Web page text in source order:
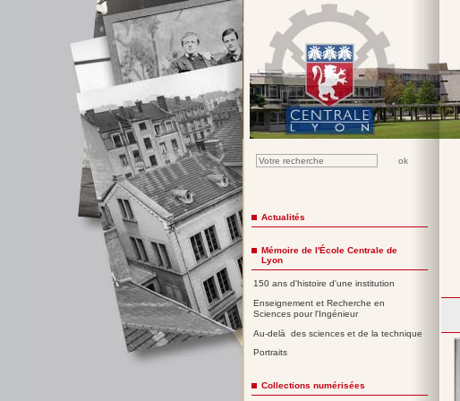
Actualités
Mémoire de l'École Centrale de
Lyon
150 ans d'histoire d'une institution
Enseignement et Recherche en
Sciences pour l'Ingénieur
Au-delà des sciences et de la technique
Portraits
Collections numérisées